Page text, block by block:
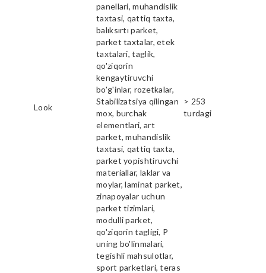
Look
panellari, muhandislik
taxtasi, qattiq taxta,
balıksırtı parket,
parket taxtalar, etek
taxtalari, taglik,
qo'ziqorin
kengaytiruvchi
bo'g'inlar, rozetkalar,
Stabilizatsiya qilingan
mox, burchak
elementlari, art
parket, muhandislik
taxtasi, qattiq taxta,
parket yopishtiruvchi
materiallar, laklar va
moylar, laminat parket,
zinapoyalar uchun
parket tizimlari,
modulli parket,
qo'ziqorin tagligi, P
uning bo'linmalari,
tegishli mahsulotlar,
sport parketlari, teras
> 253
turdagi